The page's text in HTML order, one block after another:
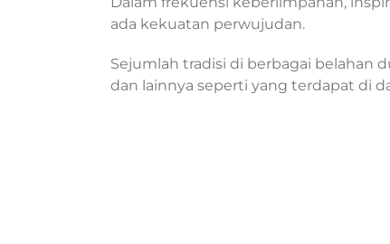
ada kekuatan perwujudan.
Sejumlah tradisi di berbagai belahan
dan lainnya seperti yang terdapat di